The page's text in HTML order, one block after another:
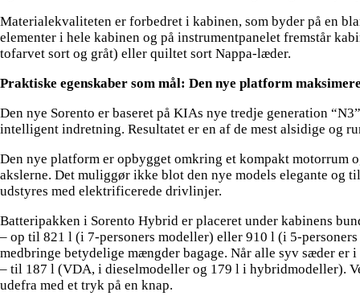
Materialekvaliteten er forbedret i kabinen, som byder på en
elementer i hele kabinen og på instrumentpanelet fremstår
tofarvet sort og gråt) eller quiltet sort Nappa-læder.
Praktiske egenskaber som mål: Den nye platform
Den nye Sorento er baseret på KIAs nye tredje generation
intelligent indretning. Resultatet er en af de mest alsidige og
Den nye platform er opbygget omkring et kompakt motorrum
akslerne. Det muliggør ikke blot den nye models elegante og
udstyres med elektrificerede drivlinjer.
Batteripakken i Sorento Hybrid er placeret under kabinens
– op til 821 l (i 7-personers modeller) eller 910 l (i 5-
medbringe betydelige mængder bagage. Når alle syv sæder
– til 187 l (VDA, i dieselmodeller og 179 l i hybridmodeller).
udefra med et tryk på en knap.